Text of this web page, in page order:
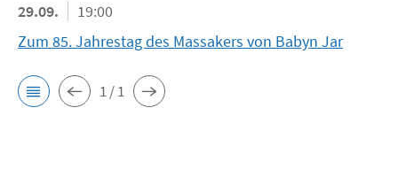
29.09.
19:00
Zum 85. Jahrestag des Massakers von Babyn Jar
1 / 1